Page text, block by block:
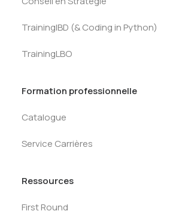
TrainingIBD (& Coding in Python)
TrainingLBO
Formation professionnelle
Catalogue
Service Carrières
Ressources
First Round